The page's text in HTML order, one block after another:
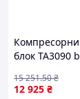
блок TA3090
12 925 ₴
15 251.50₴